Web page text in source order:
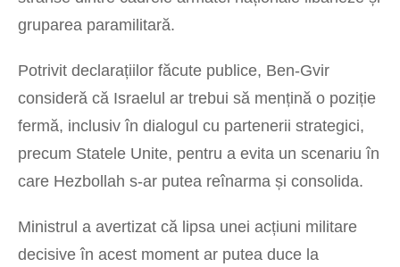
gruparea paramilitară.
Potrivit declarațiilor făcute publice, Ben-Gvir
consideră că Israelul ar trebui să mențină o poziție
fermă, inclusiv în dialogul cu partenerii strategici,
precum Statele Unite, pentru a evita un scenariu în
care Hezbollah s-ar putea reînarma și consolida.
Ministrul a avertizat că lipsa unei acțiuni militare
decisive în acest moment ar putea duce la